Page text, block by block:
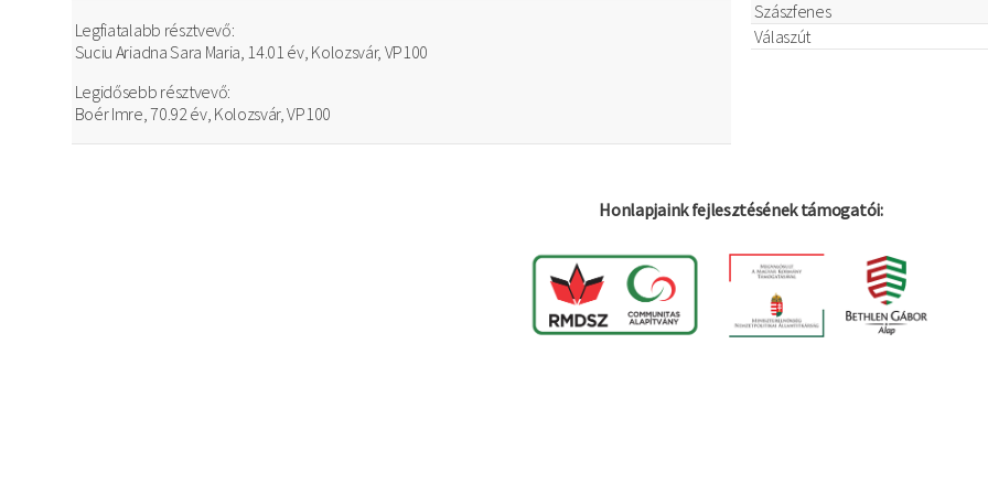
Legfiatalabb résztvevő:
Suciu Ariadna Sara Maria, 14.01 év, Kolozsvár, VP100
Legidősebb résztvevő:
Boér Imre, 70.92 év, Kolozsvár, VP100
Szászfenes
Válaszút
Honlapjaink fejlesztésének támogatói: